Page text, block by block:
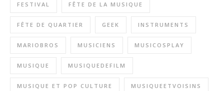
FESTIVAL FÊTE DE LA MUSIQUE
FÊTE DE QUARTIER GEEK INSTRUMENTS
MARIOBROS MUSICIENS MUSICOSPLAY
MUSIQUE MUSIQUEDEFILM
MUSIQUE ET POP CULTURE MUSIQUEETVOISINS